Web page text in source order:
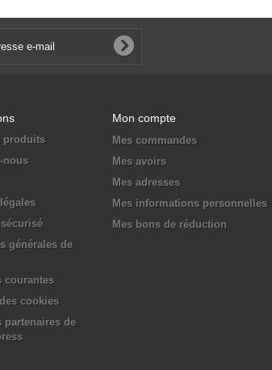
produits
nous
générales de
courantes
cookies
partenaires de
Mon compte
Mes commandes
Mes avoirs
Mes adresses
Mes informations personnelles
Mes bons de réduction